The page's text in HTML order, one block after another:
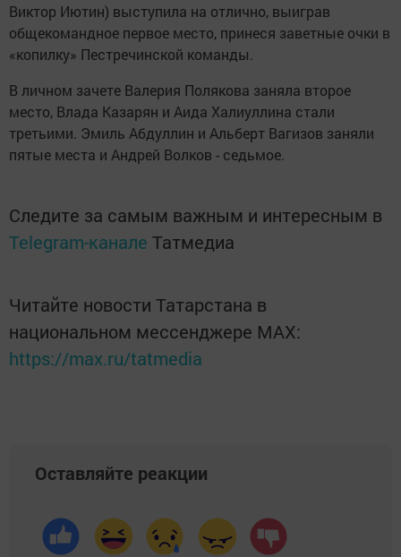
Виктор Иютин) выступила на отлично, выиграв
общекомандное первое место, принеся заветные очки в
«копилку» Пестречинской команды.
В личном зачете Валерия Полякова заняла второе
место, Влада Казарян и Аида Халиуллина стали
третьими. Эмиль Абдуллин и Альберт Вагизов заняли
пятые места и Андрей Волков - седьмое.
Следите за самым важным и интересным в
Telegram-канале Татмедиа
Читайте новости Татарстана в
национальном мессенджере MАХ:
https://max.ru/tatmedia
Оставляйте реакции